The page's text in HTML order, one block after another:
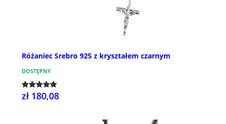
Różaniec Srebro 925 z kryształem czarnym
DOSTĘPNY
zł 180,08